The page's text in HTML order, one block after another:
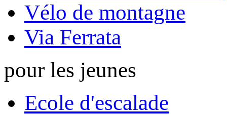
Vélo de montagne
Via Ferrata
pour les jeunes
Ecole d'escalade